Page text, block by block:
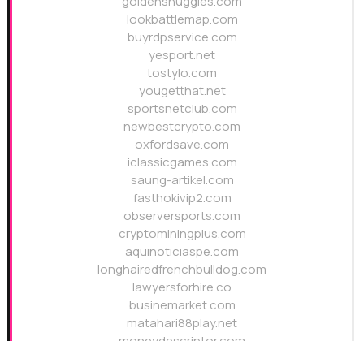
lookbattlemap.com
buyrdpservice.com
yesport.net
tostylo.com
yougetthat.net
sportsnetclub.com
newbestcrypto.com
oxfordsave.com
iclassicgames.com
saung-artikel.com
fasthokivip2.com
observersports.com
cryptominingplus.com
aquinoticiaspe.com
longhairedfrenchbulldog.com
lawyersforhire.co
businemarket.com
matahari88play.net